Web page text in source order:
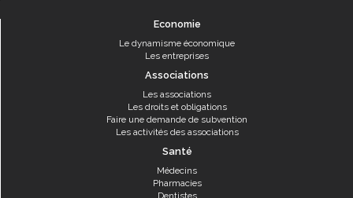
Economie
Le dynamisme économique
Les entreprises
Associations
Les associations
Les droits et obligations
Faire une demande de subvention
Les activités des associations
Santé
Médecins
Pharmacies